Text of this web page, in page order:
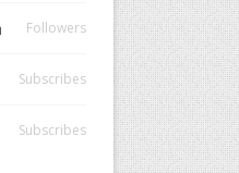
Followers
Subscribes
Subscribes